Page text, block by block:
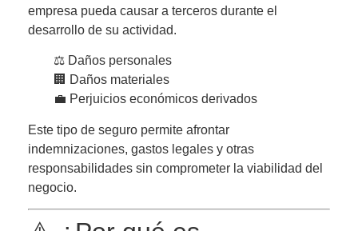
empresa pueda causar a terceros durante el
desarrollo de su actividad.
⚖️ Daños personales
🏢 Daños materiales
💼 Perjuicios económicos derivados
Este tipo de seguro permite afrontar
indemnizaciones, gastos legales y otras
responsabilidades sin comprometer la viabilidad del
negocio.